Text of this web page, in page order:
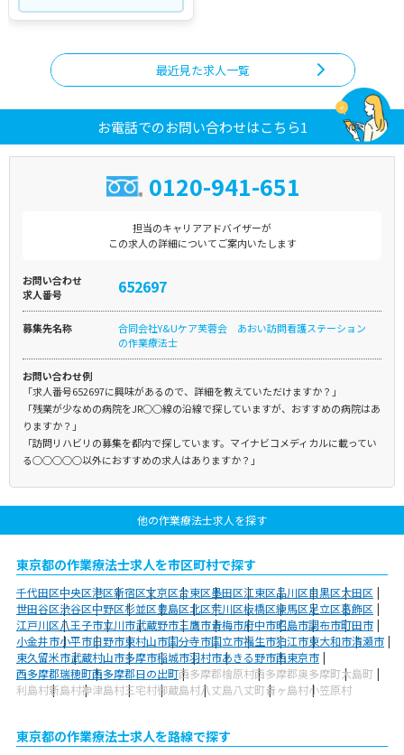
最近見た求人一覧
お電話でのお問い合わせはこちら1
0120-941-651
担当のキャリアアドバイザーが
この求人の詳細についてご案内いたします
お問い合わせ
求人番号
652697
募集先名称
合同会社Y&Uケア芙蓉会 あおい訪問看護ステーション
の作業療法士
お問い合わせ例
「求人番号652697に興味があるので、詳細を教えていただけますか？」
「残業が少なめの病院をJR○○線の沿線で探していますが、おすすめの病院はあ
りますか？」
「訪問リハビリの募集を都内で探しています。マイナビコメディカルに載ってい
る○○○○○以外におすすめの求人はありますか？」
他の作業療法士求人を探す
東京都の作業療法士求人を市区町村で探す
千代田区中央区港区新宿区文京区台東区墨田区江東区品川区目黒区大田区
世田谷区渋谷区中野区杉並区豊島区北区荒川区板橋区練馬区足立区葛飾区
江戸川区八王子市立川市武蔵野市三鷹市青梅市府中市昭島市調布市町田市
小金井市小平市日野市東村山市国分寺市国立市福生市狛江市東大和市清瀬市
東久留米市武蔵村山市多摩市稲城市羽村市あきる野市西東京市
西多摩郡瑞穂町西多摩郡日の出町西多摩郡檜原村西多摩郡奥多摩町大島町
利島村新島村神津島村三宅村御蔵島村八丈島八丈町青ヶ島村小笠原村
東京都の作業療法士求人を路線で探す